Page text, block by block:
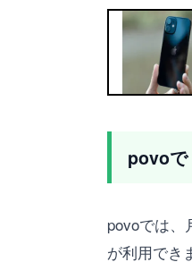
povoで
povoでは、
が利用でき